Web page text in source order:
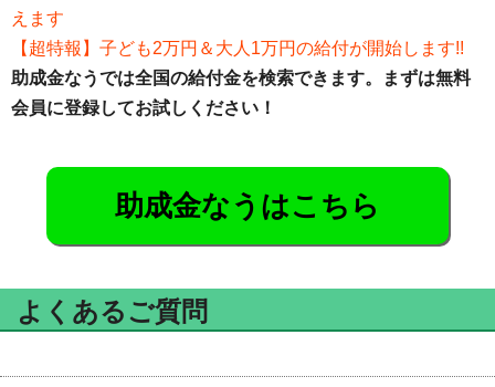
えます
【超特報】子ども2万円＆大人1万円の給付が開始します!!
助成金なうでは全国の給付金を検索できます。まずは無料
会員に登録してお試しください！
助成金なうはこちら
よくあるご質問